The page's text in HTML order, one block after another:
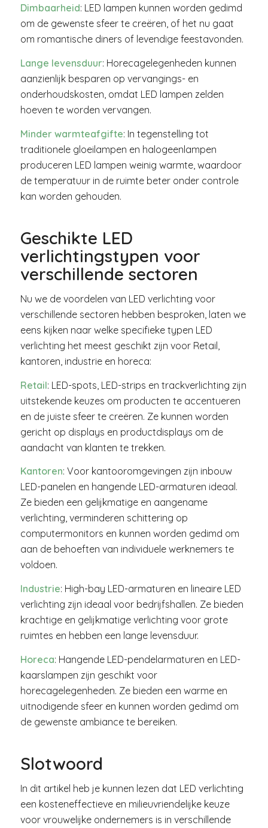
Dimbaarheid: LED lampen kunnen worden gedimd
om de gewenste sfeer te creëren, of het nu gaat
om romantische diners of levendige feestavonden.
Lange levensduur: Horecagelegenheden kunnen
aanzienlijk besparen op vervangings- en
onderhoudskosten, omdat LED lampen zelden
hoeven te worden vervangen.
Minder warmteafgifte: In tegenstelling tot
traditionele gloeilampen en halogeenlampen
produceren LED lampen weinig warmte, waardoor
de temperatuur in de ruimte beter onder controle
kan worden gehouden.
Geschikte LED
verlichtingstypen voor
verschillende sectoren
Nu we de voordelen van LED verlichting voor
verschillende sectoren hebben besproken, laten we
eens kijken naar welke specifieke typen LED
verlichting het meest geschikt zijn voor Retail,
kantoren, industrie en horeca:
Retail: LED-spots, LED-strips en trackverlichting zijn
uitstekende keuzes om producten te accentueren
en de juiste sfeer te creëren. Ze kunnen worden
gericht op displays en productdisplays om de
aandacht van klanten te trekken.
Kantoren: Voor kantooromgevingen zijn inbouw
LED-panelen en hangende LED-armaturen ideaal.
Ze bieden een gelijkmatige en aangename
verlichting, verminderen schittering op
computermonitors en kunnen worden gedimd om
aan de behoeften van individuele werknemers te
voldoen.
Industrie: High-bay LED-armaturen en lineaire LED
verlichting zijn ideaal voor bedrijfshallen. Ze bieden
krachtige en gelijkmatige verlichting voor grote
ruimtes en hebben een lange levensduur.
Horeca: Hangende LED-pendelarmaturen en LED-
kaarslampen zijn geschikt voor
horecagelegenheden. Ze bieden een warme en
uitnodigende sfeer en kunnen worden gedimd om
de gewenste ambiance te bereiken.
Slotwoord
In dit artikel heb je kunnen lezen dat LED verlichting
een kosteneffectieve en milieuvriendelijke keuze
voor vrouwelijke ondernemers is in verschillende